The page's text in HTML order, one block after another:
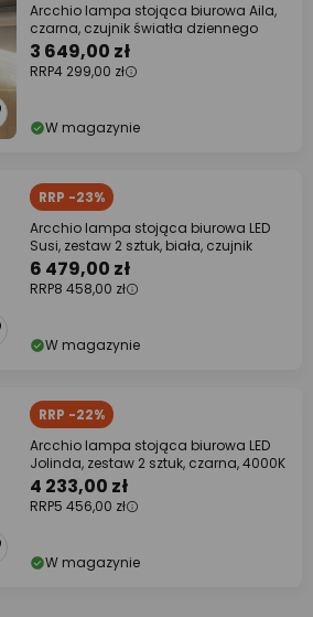
Arcchio lampa stojąca biurowa Aila,
czarna, czujnik światła dziennego
3 649,00 zł
RRP4 299,00 zł
W magazynie
RRP -23%
Arcchio lampa stojąca biurowa LED
Susi, zestaw 2 sztuk, biała, czujnik
6 479,00 zł
RRP8 458,00 zł
W magazynie
RRP -22%
Arcchio lampa stojąca biurowa LED
Jolinda, zestaw 2 sztuk, czarna, 4000K
4 233,00 zł
RRP5 456,00 zł
W magazynie